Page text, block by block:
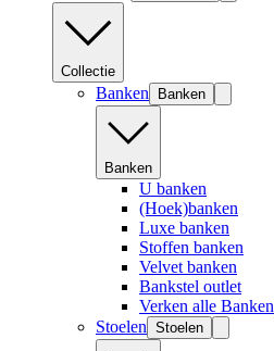
Collectie
Banken Banken
Banken
U banken
(Hoek)banken
Luxe banken
Stoffen banken
Velvet banken
Bankstel outlet
Verken alle Banken
Stoelen Stoelen